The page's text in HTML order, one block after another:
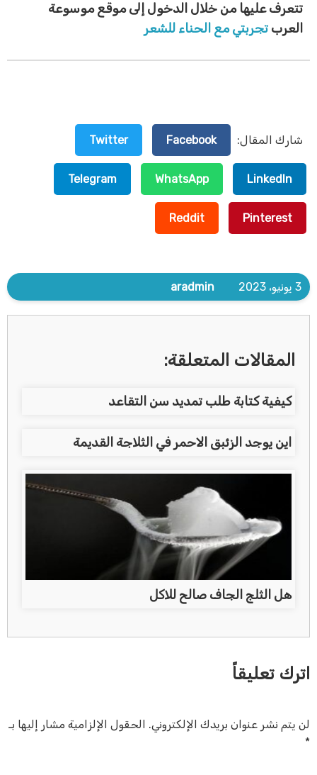
تتعرف عليها من خلال الدخول إلى موقع موسوعة
العرب تجربتي مع الحناء للشعر
شارك المقال: Facebook
Twitter
LinkedIn
WhatsApp
Telegram
Pinterest
Reddit
3 يونيو، 2023 aradmin
المقالات المتعلقة:
كيفية كتابة طلب تمديد سن التقاعد
اين يوجد الزئبق الاحمر في الثلاجة القديمة
هل الثلج الجاف صالح للاكل
اترك تعليقاً
لن يتم نشر عنوان بريدك الإلكتروني.
الحقول الإلزامية مشار إليها بـ
*